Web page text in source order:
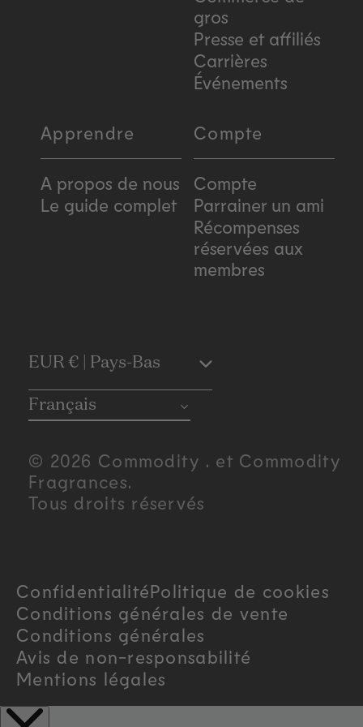
gros
Presse et affiliés
Carrières
Événements
Apprendre
A propos de nous
Le guide complet
Compte
Compte
Parrainer un ami
Récompenses
réservées aux
membres
C
o
u
n
y
/
r
EUR € | Pays-Bas
Français
© 2026 Commodity . et Commodity
Fragrances.
Tous droits réservés
ConfidentialitéPolitique de cookies
Conditions générales de vente
Conditions générales
Avis de non-responsabilité
Mentions légales